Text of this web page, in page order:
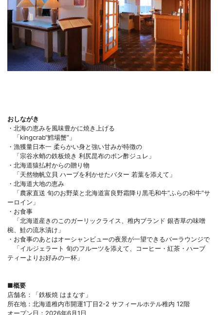
おしながき
・北海の恵みを風味豊かに焼き上げる
「kingcrab“鱈場蟹”」
・漁獲量日本一 柔らかい身と強い甘みが特徴の
「宗谷水蛸の鉄板焼き 利尻昆布のポン酢ジュレ」
・北海道猿払村からの贈り物
「天然物帆立貝 ハーブを利かせたバター 若葉を添えて」
・北海道大地の恵み
「農家直送 旬のお野菜と北海道富良野霜降り黒毛和牛“ふらの和牛”サ
ーロイン」
・お食事
「北海道産きのこのガーリックライス、稚内ブランド 銀杏草の味噌
椀、鮭の流氷漬け」
・お食事のあとはオーシャンビューの夜景が一望できるバーラウンジで
「イルジェラート 旬のフルーツを添えて、コーヒー・紅茶・ハーブ
ティーよりお好みの一杯」
■概要
店舗名：「鉄板焼 はまなす」
所在地：北海道稚内市開運1丁目2-2 サフィールホテル稚内 12階
オープン日：2026年6月1日